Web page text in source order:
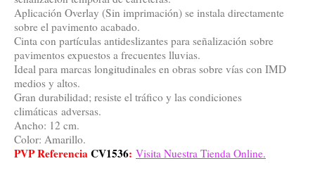
Aplicación Overlay (Sin imprimación) se instala directamente
sobre el pavimento acabado.
Cinta con partículas antideslizantes para señalización sobre
pavimentos expuestos a frecuentes lluvias.
Ideal para marcas longitudinales en obras sobre vías con IMD
medios y altos.
Gran durabilidad; resiste el tráfico y las condiciones
climáticas adversas.
Ancho: 12 cm.
Color: Amarillo.
PVP ReferenciaCV1536: Visita Nuestra Tienda Online.